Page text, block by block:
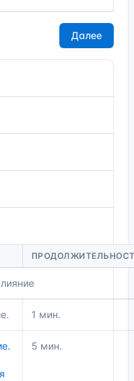
1 мин.
5 мин.